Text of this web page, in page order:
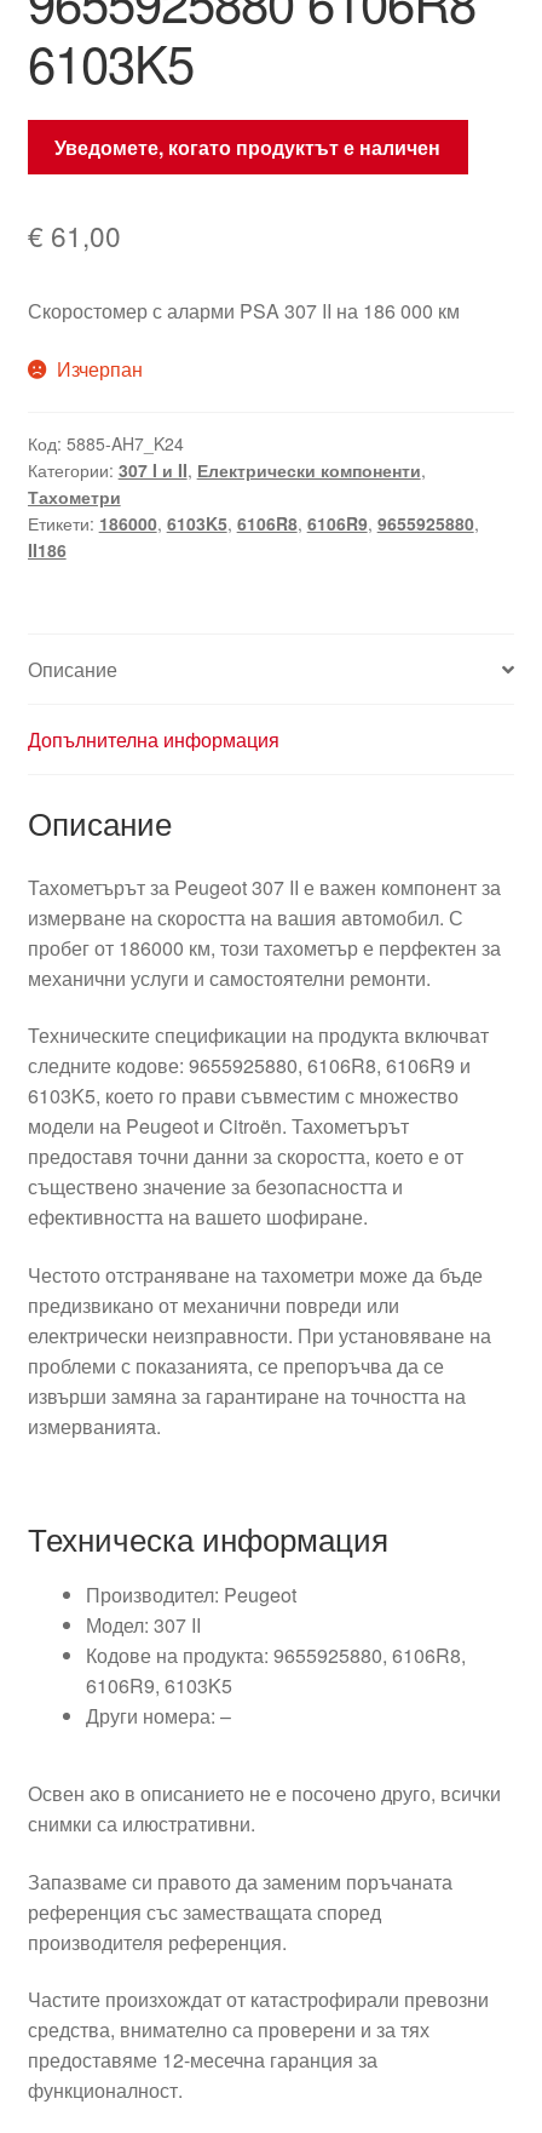
6103K5
Уведомете, когато продуктът е наличен
€ 61,00
Скоростомер с аларми PSA 307 II на 186 000 км
Изчерпан
Код: 5885-AH7_K24
Категории: 307 I и II, Електрически компоненти,
Тахометри
Етикети: 186000, 6103K5, 6106R8, 6106R9, 9655925880,
II186
Описание
Допълнителна информация
Описание
Тахометърът за Peugeot 307 II е важен компонент за
измерване на скоростта на вашия автомобил. С
пробег от 186000 км, този тахометър е перфектен за
механични услуги и самостоятелни ремонти.
Техническите спецификации на продукта включват
следните кодове: 9655925880, 6106R8, 6106R9 и
6103K5, което го прави съвместим с множество
модели на Peugeot и Citroën. Тахометърът
предоставя точни данни за скоростта, което е от
съществено значение за безопасността и
ефективността на вашето шофиране.
Честото отстраняване на тахометри може да бъде
предизвикано от механични повреди или
електрически неизправности. При установяване на
проблеми с показанията, се препоръчва да се
извърши замяна за гарантиране на точността на
измерванията.
Техническа информация
Производител: Peugeot
Модел: 307 II
Кодове на продукта: 9655925880, 6106R8,
6106R9, 6103K5
Други номера: –
Освен ако в описанието не е посочено друго, всички
снимки са илюстративни.
Запазваме си правото да заменим поръчаната
референция със заместващата според
производителя референция.
Частите произхождат от катастрофирали превозни
средства, внимателно са проверени и за тях
предоставяме 12-месечна гаранция за
функционалност.